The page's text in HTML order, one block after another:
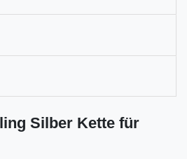
Silber Kette für